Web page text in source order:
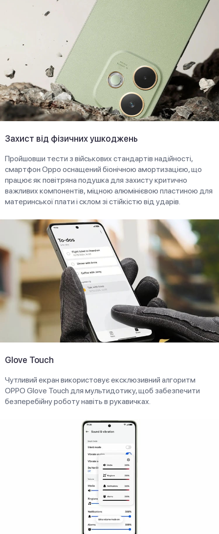
Захист від фізичних ушкоджень
Пройшовши тести з військових стандартів надійності,
смартфон Oppo оснащений біонічною амортизацією, що
працює як повітряна подушка для захисту критично
важливих компонентів, міцною алюмінієвою пластиною для
материнської плати і склом зі стійкістю від ударів.
Glove Touch
Чутливий екран використовує ексклюзивний алгоритм
OPPO Glove Touch для мультидотику, щоб забезпечити
безперебійну роботу навіть в рукавичках.